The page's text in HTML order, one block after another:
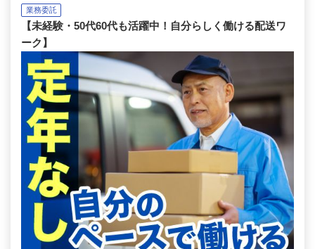
業務委託
【未経験・50代60代も活躍中！自分らしく働ける配送ワ
ーク】